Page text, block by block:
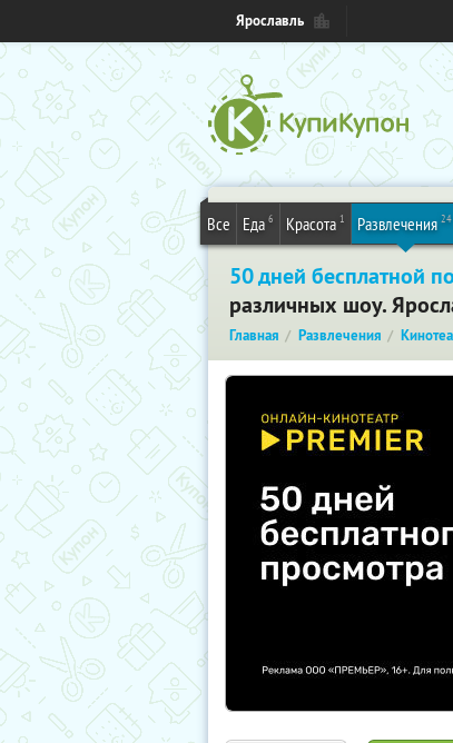
Ярославль
Все Еда 6 Красота 1 Развлечения 24
50 дней бесплатной
различных шоу.
Главная Развлечения